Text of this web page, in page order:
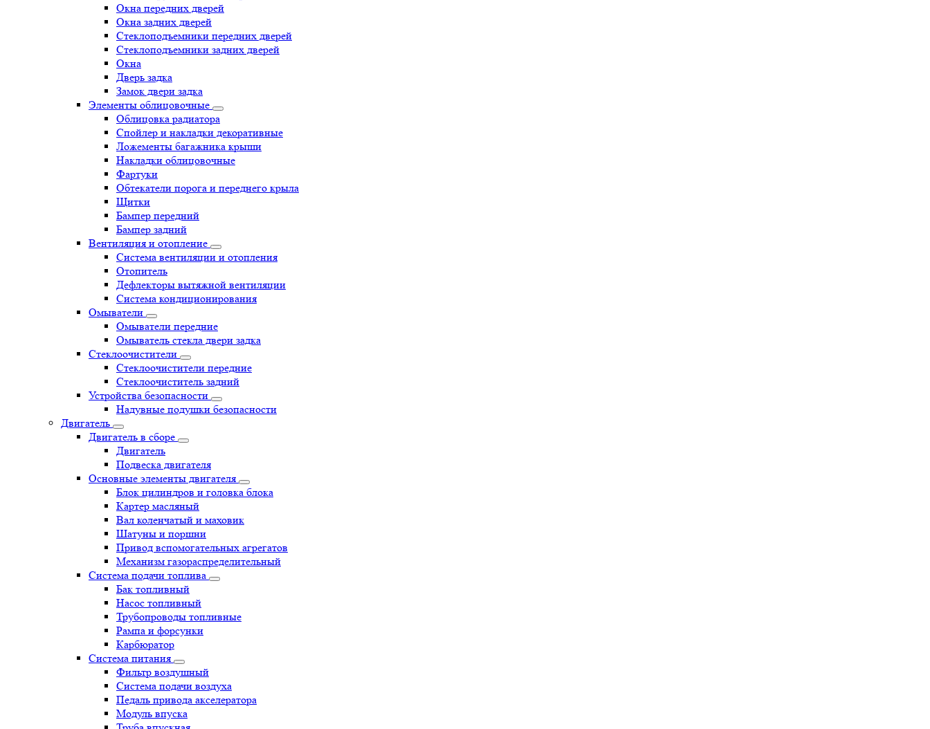
Окна передних дверей
Окна задних дверей
Стеклоподъемники передних дверей
Стеклоподъемники задних дверей
Окна
Дверь задка
Замок двери задка
Элементы облицовочные
Облицовка радиатора
Спойлер и накладки декоративные
Ложементы багажника крыши
Накладки облицовочные
Фартуки
Обтекатели порога и переднего крыла
Щитки
Бампер передний
Бампер задний
Вентиляция и отопление
Система вентиляции и отопления
Отопитель
Дефлекторы вытяжной вентиляции
Система кондиционирования
Омыватели
Омыватели передние
Омыватель стекла двери задка
Стеклоочистители
Стеклоочистители передние
Стеклоочиститель задний
Устройства безопасности
Надувные подушки безопасности
Двигатель
Двигатель в сборе
Двигатель
Подвеска двигателя
Основные элементы двигателя
Блок цилиндров и головка блока
Картер масляный
Вал коленчатый и маховик
Шатуны и поршни
Привод вспомогательных агрегатов
Механизм газораспределительный
Система подачи топлива
Бак топливный
Насос топливный
Трубопроводы топливные
Рампа и форсунки
Карбюратор
Система питания
Фильтр воздушный
Система подачи воздуха
Педаль привода акселератора
Модуль впуска